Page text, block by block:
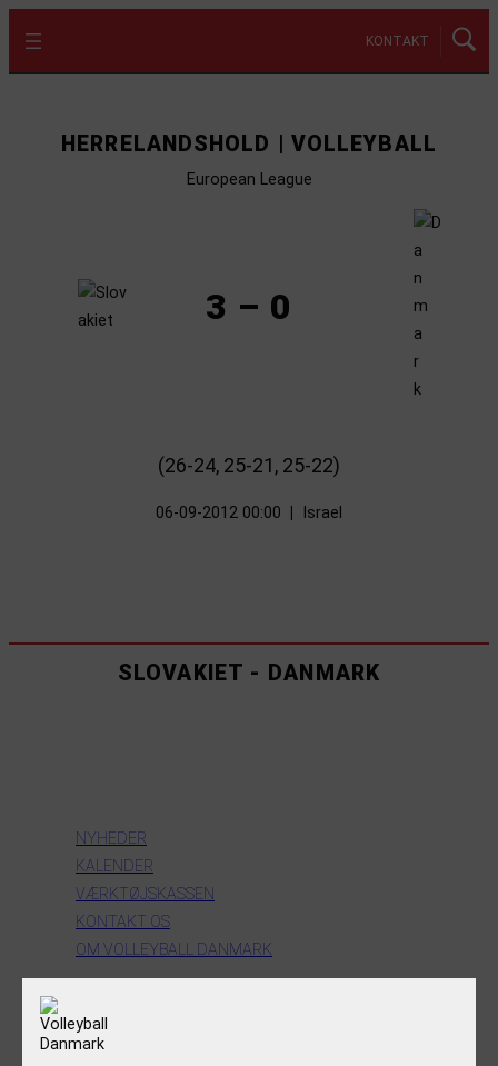
KONTAKT
HERRELANDSHOLD | VOLLEYBALL
European League
3 – 0
(26-24, 25-21, 25-22)
06-09-2012 00:00 Israel
SLOVAKIET - DANMARK
NYHEDER
KALENDER
VÆRKTØJSKASSEN
KONTAKT OS
OM VOLLEYBALL DANMARK
FØLG OS